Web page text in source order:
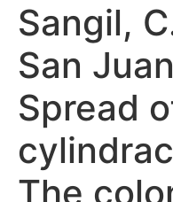
Sangil,
San
Spread
The